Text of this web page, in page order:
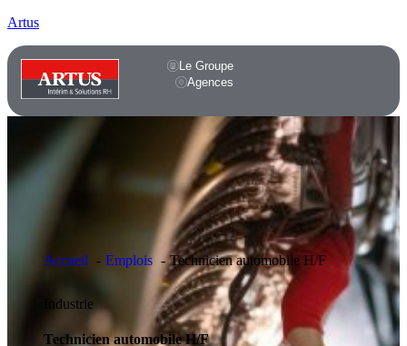
Artus
Le Groupe
Agences
Accueil Emplois Technicien automobile H/F
Industrie
Technicien automobile H/F